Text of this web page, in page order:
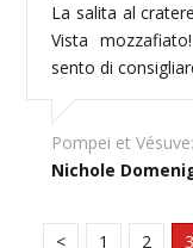
La salita al
Vista
sento di
Pompei et
Nichole
< 1 2 3